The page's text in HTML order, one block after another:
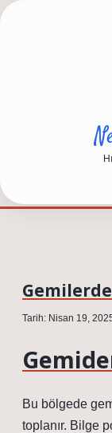
Tarih: Nisan 19,
Bu bölgede
toplanır. Bilge